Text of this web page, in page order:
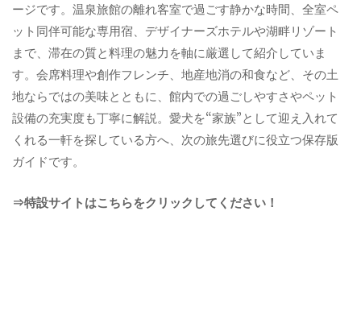
ージです。温泉旅館の離れ客室で過ごす静かな時間、全室ペ
ット同伴可能な専用宿、デザイナーズホテルや湖畔リゾート
まで、滞在の質と料理の魅力を軸に厳選して紹介していま
す。会席料理や創作フレンチ、地産地消の和食など、その土
地ならではの美味とともに、館内での過ごしやすさやペット
設備の充実度も丁寧に解説。愛犬を“家族”として迎え入れて
くれる一軒を探している方へ、次の旅先選びに役立つ保存版
ガイドです。
⇒特設サイトはこちらをクリックしてください！